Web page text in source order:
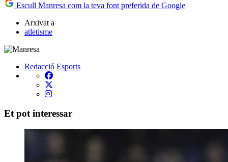
Escull Manresa com la teva font preferida de Google
Arxivat a
atletisme
Redacció Esports
Et pot interessar